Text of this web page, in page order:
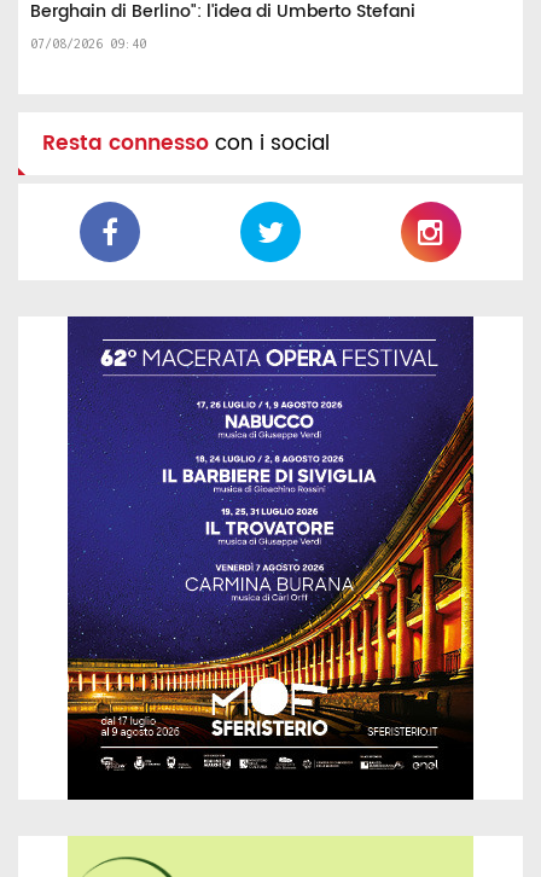
Berghain di Berlino": l'idea di Umberto Stefani
07/08/2026 09:40
Resta connessocon i social